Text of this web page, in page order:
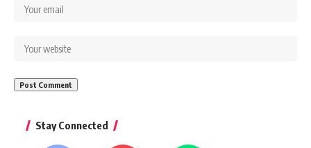
Stay Connected